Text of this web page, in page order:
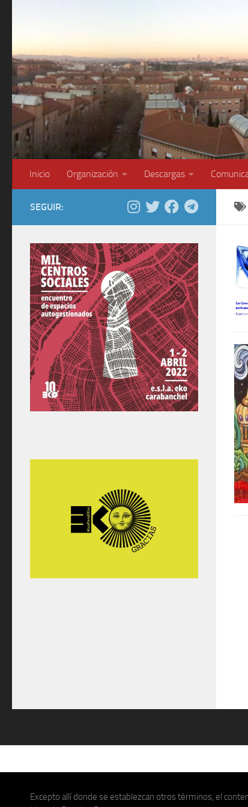
Inicio Organización Descargas
SEGUIR:
Excepto allí donde se establezcan otros términos, el